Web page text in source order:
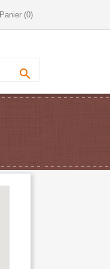
Panier (0)
